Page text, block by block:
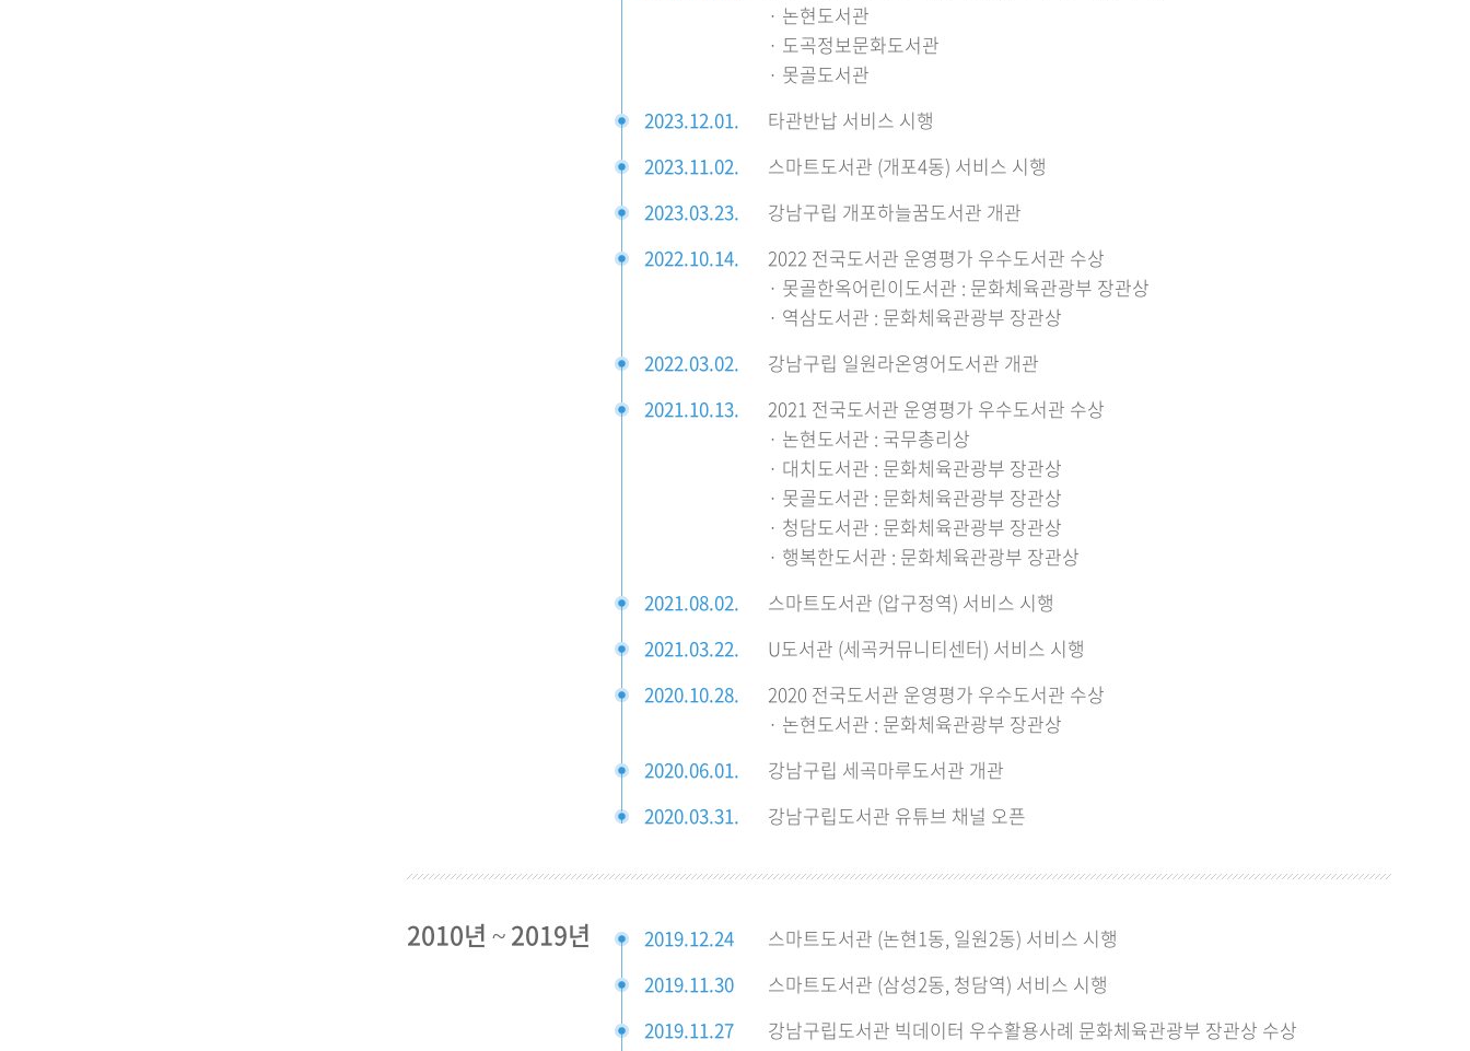
· 논현도서관
· 도곡정보문화도서관
· 못골도서관
2023.12.01.
타관반납 서비스 시행
2023.11.02.
스마트도서관 (개포4동) 서비스 시행
2023.03.23.
강남구립 개포하늘꿈도서관 개관
2022.10.14.
2022 전국도서관 운영평가 우수도서관 수상
· 못골한옥어린이도서관 : 문화체육관광부 장관상
· 역삼도서관 : 문화체육관광부 장관상
2022.03.02.
강남구립 일원라온영어도서관 개관
2021.10.13.
2021 전국도서관 운영평가 우수도서관 수상
· 논현도서관 : 국무총리상
· 대치도서관 : 문화체육관광부 장관상
· 못골도서관 : 문화체육관광부 장관상
· 청담도서관 : 문화체육관광부 장관상
· 행복한도서관 : 문화체육관광부 장관상
2021.08.02.
스마트도서관 (압구정역) 서비스 시행
2021.03.22.
U도서관 (세곡커뮤니티센터) 서비스 시행
2020.10.28.
2020 전국도서관 운영평가 우수도서관 수상
· 논현도서관 : 문화체육관광부 장관상
2020.06.01.
강남구립 세곡마루도서관 개관
2020.03.31.
강남구립도서관 유튜브 채널 오픈
2010년 ~ 2019년 2019.12.24
스마트도서관 (논현1동, 일원2동) 서비스 시행
2019.11.30
스마트도서관 (삼성2동, 청담역) 서비스 시행
2019.11.27
강남구립도서관 빅데이터 우수활용사례 문화체육관광부 장관상 수상